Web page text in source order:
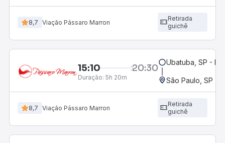
8,7 Viação Pássaro Marron
Retirada
guichê
15:10 20:30
Duração: 5h 20m
Ubatuba, SP -
São Paulo, SP -
8,7 Viação Pássaro Marron
Retirada
guichê